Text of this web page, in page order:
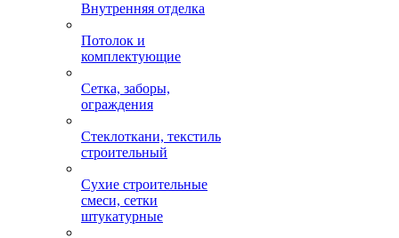
Внутренняя отделка
Потолок и
комплектующие
Сетка, заборы,
ограждения
Стеклоткани, текстиль
строительный
Сухие строительные
смеси, сетки
штукатурные